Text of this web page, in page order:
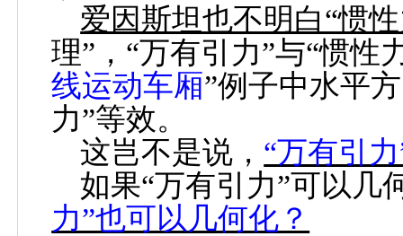
爱因斯坦也不明白“惯
理”，“万有引力”与“惯性
线运动车厢”例子中水平
力”等效。
这岂不是说， “万有引
如果“万有引力”可以几
力”也可以几何化？